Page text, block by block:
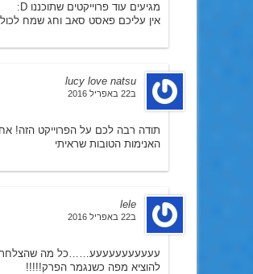
מגיעים עוד פרוייקטים שתוכננו D:
אין עליכם פאסט סאב וחג שמח
lucy love natsu
ב22 באפריל 2016
תודה רבה לכם על הפרוייקט הזה!
האנימות הטובות שראיתי
lele
ב22 באפריל 2016
עעעעעעעעעעע……כל מה
להוציא מפה כשנגמר הפרק!!!!!